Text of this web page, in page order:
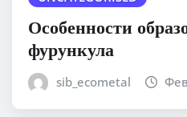
Особенности
фурункула
sib_ecometal